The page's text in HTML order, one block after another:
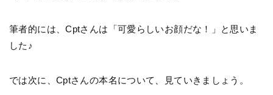
筆者的には、Cptさんは「可愛らしいお顔だな！」と思いま
した♪
では次に、Cptさんの本名について、見ていきましょう。